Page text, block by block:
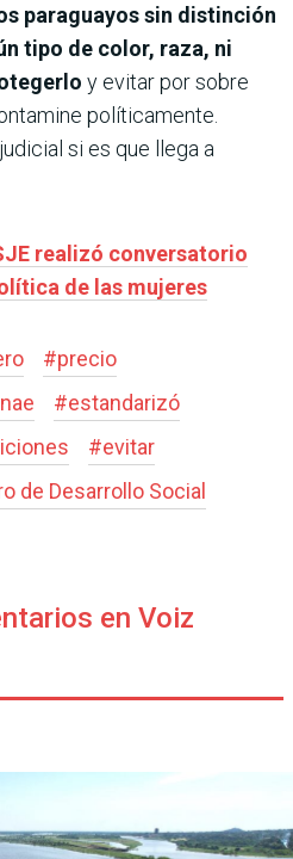
paraguayos sin distinción
tipo de color, raza, ni
y evitar por sobre
políticamente.
si es que llega a
realizó conversatorio
de las mujeres
#precio
#estandarizó
#evitar
de Desarrollo Social
en Voiz